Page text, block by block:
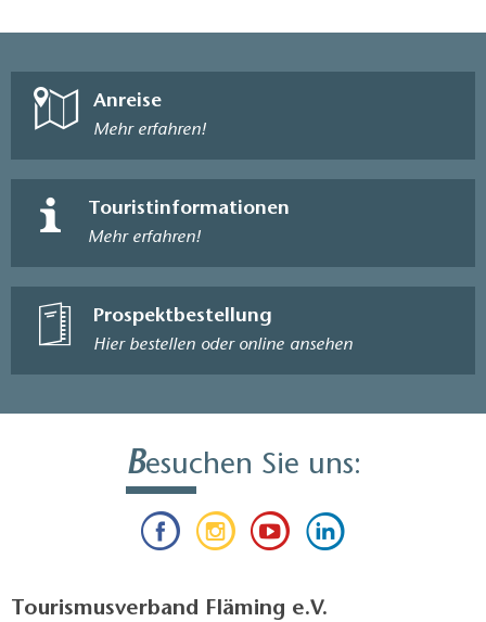
Anreise
Mehr erfahren!
Touristinformationen
Mehr erfahren!
Prospektbestellung
Hier bestellen oder online ansehen
Besuchen Sie uns:
Tourismusverband Fläming e.V.